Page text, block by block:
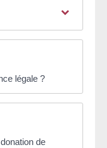
légale ?
de